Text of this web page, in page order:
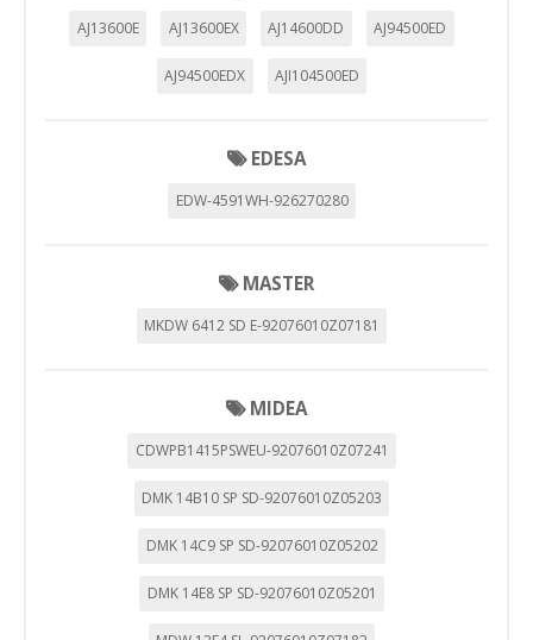
AJ13600E AJ13600EX AJ14600DD AJ94500ED
AJ94500EDX AJI104500ED
EDESA
EDW-4591WH-926270280
MASTER
MKDW 6412 SD E-92076010Z07181
MIDEA
CDWPB1415PSWEU-92076010Z07241
DMK 14B10 SP SD-92076010Z05203
DMK 14C9 SP SD-92076010Z05202
DMK 14E8 SP SD-92076010Z05201
HABILITAR TODO RECHAZAR TODO
Estas cookies son necesarias para que el sitio web
Puede configurar su navegador para bloquear o alertar
COOKIELEGALFERSAY, VSF904, PHPSESSID, wp-settings-1,
Estas cookies nos permiten contar las visitas y fuentes de
mejorarlo. Nos ayudan a saber qué páginas son las más o